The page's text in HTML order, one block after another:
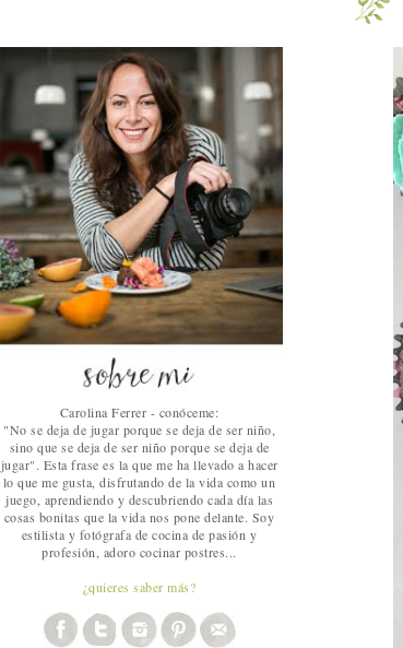
Carolina Ferrer - conóceme:
"No se deja de jugar porque se deja de ser niño,
sino que se deja de ser niño porque se deja de
jugar". Esta frase es la que me ha llevado a hacer
lo que me gusta, disfrutando de la vida como un
juego, aprendiendo y descubriendo cada día las
cosas bonitas que la vida nos pone delante. Soy
estilista y fotógrafa de cocina de pasión y
profesión, adoro cocinar postres...
¿quieres saber más?